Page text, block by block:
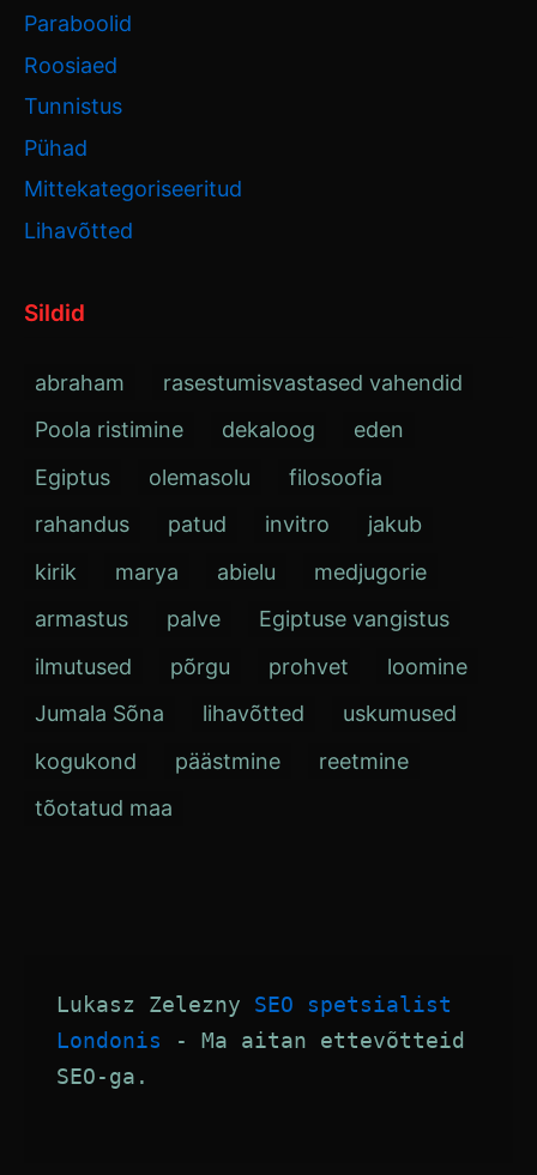
Paraboolid
Roosiaed
Tunnistus
Pühad
Mittekategoriseeritud
Lihavõtted
Sildid
abraham
rasestumisvastased vahendid
Poola ristimine
dekaloog
eden
Egiptus
olemasolu
filosoofia
rahandus
patud invitro
jakub
kirik
marya abielu
medjugorie
armastus
palve
Egiptuse vangistus
ilmutused
põrgu prohvet
loomine
Jumala Sõna
lihavõtted
uskumused
kogukond
päästmine
reetmine
tõotatud maa
Lukasz Zelezny SEO spetsialist
Londonis - Ma aitan ettevõtteid
SEO-ga.